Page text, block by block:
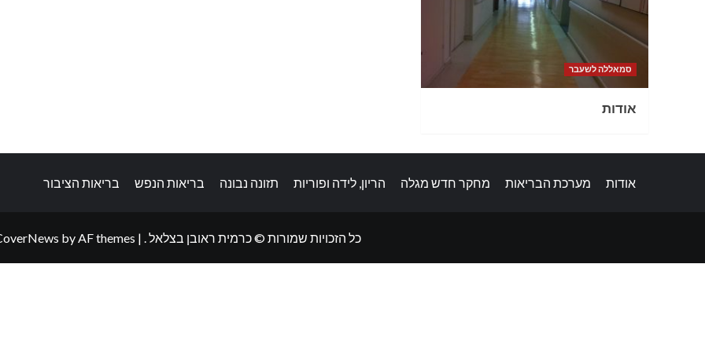
סמאללה לשעבר
אודות
אודות מערכת הבריאות מחקר חדש מגלה הריון, לידה ופוריות תזונה נבונה בריאות הנפש בריאות הציבור
כל הזכויות שמורות © כרמית ראובן בצלאל . |
by AF themes.